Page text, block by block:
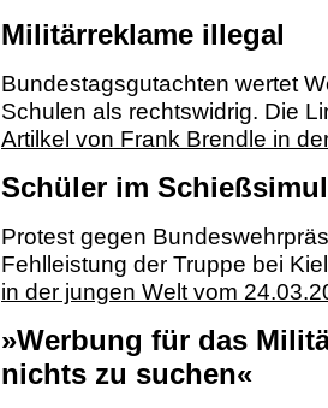
Militärreklame illegal
Bundestagsgutachten wertet
Schulen als rechtswidrig. Die
Artilkel von Frank Brendle in
Schüler im
Protest gegen
Fehlleistung der Truppe bei
in der jungen Welt vom
»Werbung für das
nichts zu suchen«